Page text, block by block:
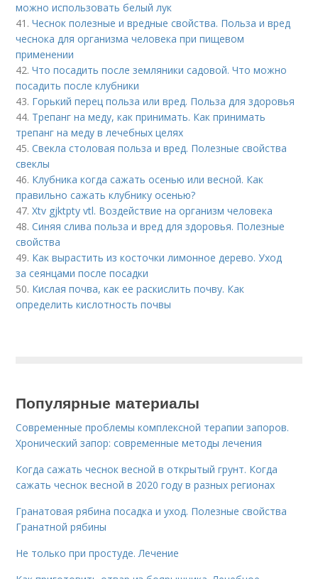
можно использовать белый лук
41.Чеснок полезные и вредные свойства. Польза и вред
чеснока для организма человека при пищевом
применении
42.Что посадить после земляники садовой. Что можно
посадить после клубники
43. Горький перец польза или вред. Польза для здоровья
44. Трепанг на меду, как принимать. Как принимать
трепанг на меду в лечебных целях
45.Свекла столовая польза и вред. Полезные свойства
свеклы
46. Клубника когда сажать осенью или весной. Как
правильно сажать клубнику осенью?
47.Xtv gjktpty vtl. Воздействие на организм человека
48.Синяя слива польза и вред для здоровья. Полезные
свойства
49. Как вырастить из косточки лимонное дерево. Уход
за сеянцами после посадки
50. Кислая почва, как ее раскислить почву. Как
определить кислотность почвы
Популярные материалы
Современные проблемы комплексной терапии запоров.
Хронический запор: современные методы лечения
Когда сажать чеснок весной в открытый грунт. Когда
сажать чеснок весной в 2020 году в разных регионах
Гранатовая рябина посадка и уход. Полезные свойства
Гранатной рябины
Не только при простуде. Лечение